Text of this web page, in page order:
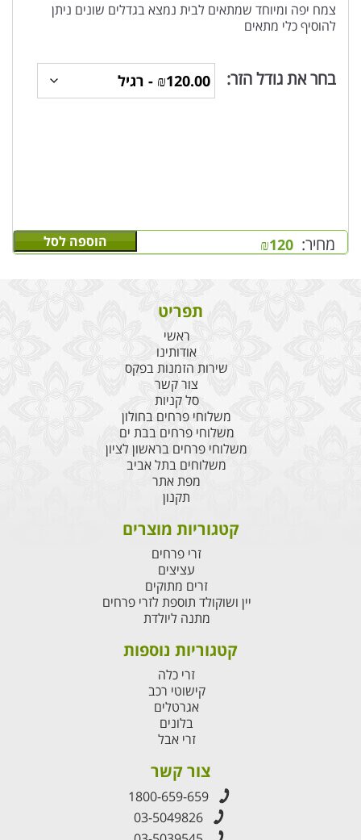
צמח יפה ומיוחד שמתאים לבית נמצא בגדלים שונים ניתן
להוסיף כלי מתאים
בחר את גודל הזר:
מחיר: ₪120 הוספה לסל
תפריט
ראשי
אודותינו
שירות הזמנות בפקס
צור קשר
סל קניות
משלוחי פרחים בחולון
משלוחי פרחים בבת ים
משלוחי פרחים בראשון לציון
משלוחים בתל אביב
מפת אתר
תקנון
קטגוריות מוצרים
זרי פרחים
עציצים
זרים מתוקים
יין ושוקולד תוספת לזרי פרחים
מתנה ליולדת
קטגוריות נוספות
זרי כלה
קישוטי רכב
אגרטלים
בלונים
זרי אבל
צור קשר
1800-659-659
03-5049826